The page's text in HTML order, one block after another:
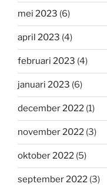
mei 2023 (6)
april 2023 (4)
februari 2023 (4)
januari 2023 (6)
december 2022 (1)
november 2022 (3)
oktober 2022 (5)
september 2022 (3)